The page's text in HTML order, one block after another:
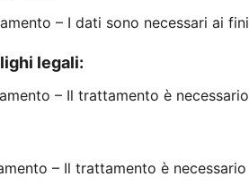
– I dati sono necessari ai
legali:
– Il trattamento è
– Il trattamento è